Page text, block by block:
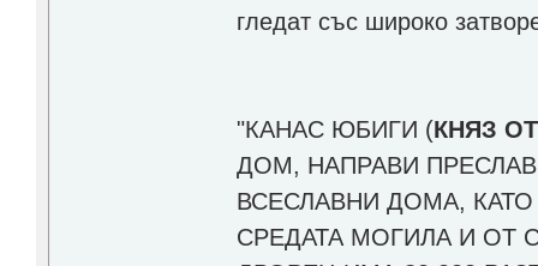
гледат със широко
"КАНАС ЮБИГИ (КНЯЗ
ДОМ, НАПРАВИ
ВСЕСЛАВНИ ДОМА,
СРЕДАТА МОГИЛА И ОТ